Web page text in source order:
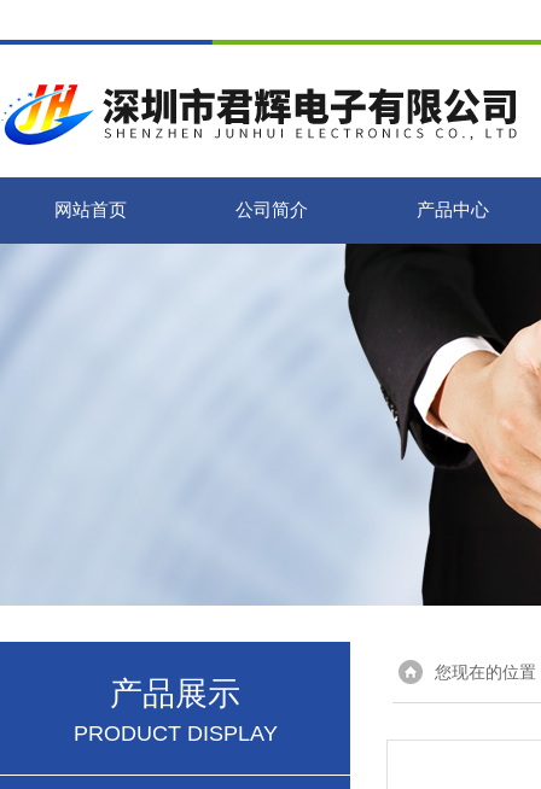
网站首页 公司简介 产品中心
产品展示
PRODUCT DISPLAY
您现在的位置